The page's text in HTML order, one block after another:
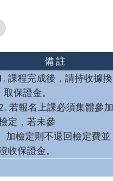
備註
課程完成後，請持收據換
取保證金。
若報名上課必須集體參加
定，若未參
加檢定則不退回檢定費並
收保證金。